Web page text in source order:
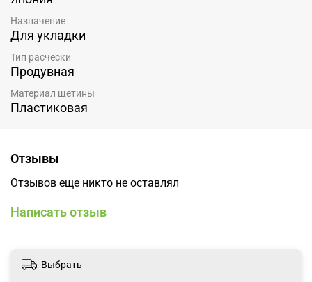
Назначение
Для укладки
Тип расчески
Продувная
Материал щетины
Пластиковая
Отзывы
Отзывов еще никто не оставлял
Написать отзыв
Выбрать